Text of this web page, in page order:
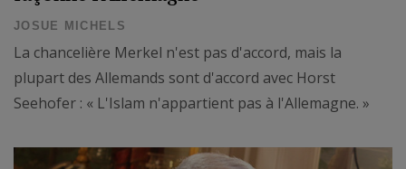
JOSUE MICHELS
La chancelière Merkel n'est pas d'accord, mais la
plupart des Allemands sont d'accord avec Horst
Seehofer : « L'Islam n'appartient pas à l'Allemagne. »